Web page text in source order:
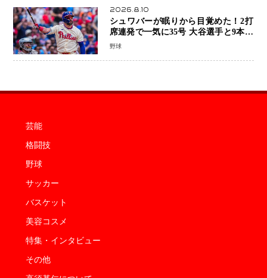
2026.8.10
シュワバーが眠りから目覚めた！2打
席連発で一気に35号 大谷選手と9本差
に 本塁打王争いで単独トップ浮上
野球
芸能
格闘技
野球
サッカー
バスケット
美容コスメ
特集・インタビュー
その他